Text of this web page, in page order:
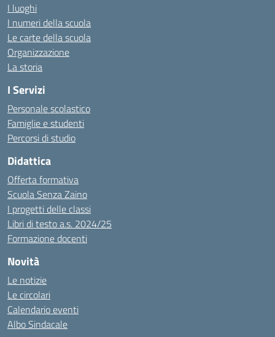
I luoghi
I numeri della scuola
Le carte della scuola
Organizzazione
La storia
I Servizi
Personale scolastico
Famiglie e studenti
Percorsi di studio
Didattica
Offerta formativa
Scuola Senza Zaino
I progetti delle classi
Libri di testo a.s. 2024/25
Formazione docenti
Novità
Le notizie
Le circolari
Calendario eventi
Albo Sindacale